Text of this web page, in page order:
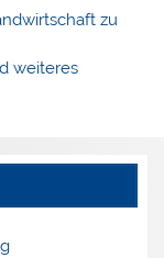
zu
weiteres